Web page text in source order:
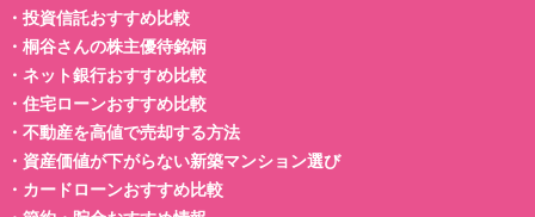
・ 投資信託おすすめ比較
・ 桐谷さんの株主優待銘柄
・ ネット銀行おすすめ比較
・ 住宅ローンおすすめ比較
・ 不動産を高値で売却する方法
・ 資産価値が下がらない新築マンション選び
・ カードローンおすすめ比較